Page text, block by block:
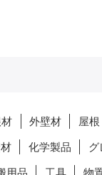
外壁材 屋
化学製品 グ